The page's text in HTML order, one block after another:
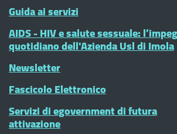
Guida ai servizi
AIDS - HIV e salute sessuale:
quotidiano dell'Azienda Usl di Imola
Newsletter
Fascicolo Elettronico
Servizi di egovernment di futura
attivazione